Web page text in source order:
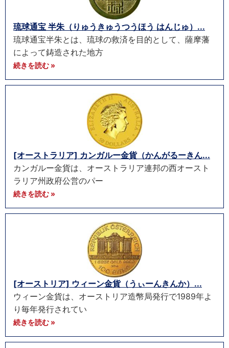
琉球通宝 半朱（りゅうきゅうつうほう はんじゅ）...
琉球通宝半朱とは、琉球の救済を目的として、薩摩藩
によって鋳造された地方
続きを読む »
[オーストラリア] カンガルー金貨（かんがるーきん...
カンガルー金貨は、オーストラリア連邦の西オースト
ラリア州政府公営のパー
続きを読む »
[オーストリア] ウィーン金貨（うぃーんきんか）...
ウィーン金貨は、オーストリア造幣局発行で1989年よ
り毎年発行されてい
続きを読む »